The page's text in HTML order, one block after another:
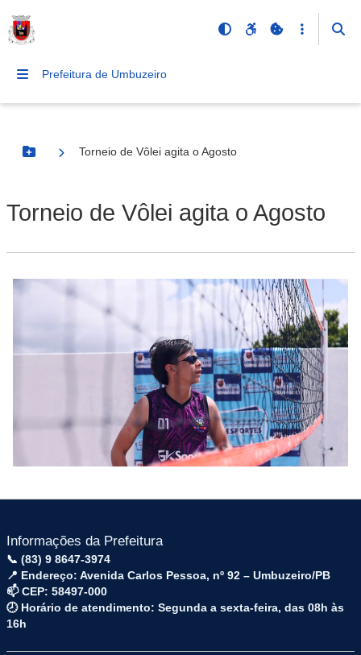
Prefeitura de Umbuzeiro
Botão Menu
Torneio de Vôlei agita o Agosto
Torneio de Vôlei agita o Agosto
Informações da Prefeitura
📞 (83) 9 8647-3974
📍 Endereço: Avenida Carlos Pessoa, nº 92 – Umbuzeiro/PB
📫 CEP: 58497-000
🕗 Horário de atendimento: Segunda a sexta-feira, das 08h às
16h